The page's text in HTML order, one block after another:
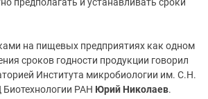
предполагать и устанавливать сроки
на пищевых предприятиях как одном
сроков годности продукции говорил
Института микробиологии им. С.Н.
РАН Юрий Николаев.